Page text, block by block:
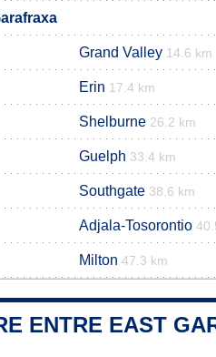
Grand Valley 14.6 km
Erin 17.4 km
Shelburne 26.2 km
Guelph 33.4 km
Southgate 38.6 km
Adjala-Tosorontio
Milton 47.3 km
ENTRE EAST